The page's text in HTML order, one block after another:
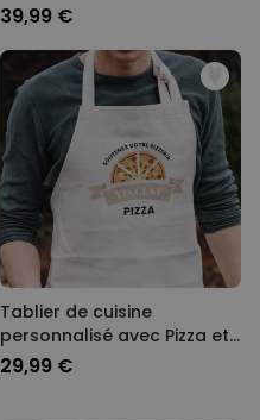
39,99 €
Tablier de cuisine
personnalisé avec Pizza et
nom
29,99 €